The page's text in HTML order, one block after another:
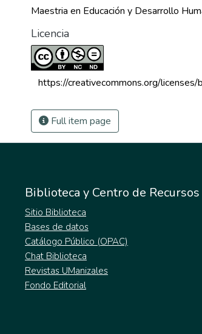
Maestria en Educación y Desarrollo
Licencia
https://creativecommons.org/
Full item page
Biblioteca y Centro de Recursos
Sitio Biblioteca
Bases de datos
Catálogo Público (OPAC)
Chat Biblioteca
Revistas UManizales
Fondo Editorial